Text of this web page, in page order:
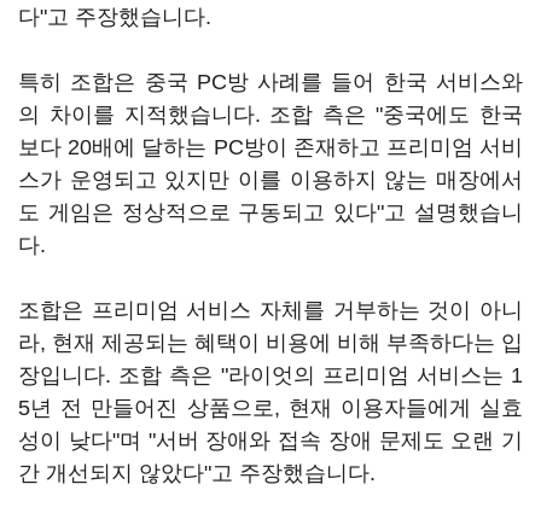
다"고 주장했습니다.
특히 조합은 중국 PC방 사례를 들어 한국 서비스와
의 차이를 지적했습니다. 조합 측은 "중국에도 한국
보다 20배에 달하는 PC방이 존재하고 프리미엄 서비
스가 운영되고 있지만 이를 이용하지 않는 매장에서
도 게임은 정상적으로 구동되고 있다"고 설명했습니
다.
조합은 프리미엄 서비스 자체를 거부하는 것이 아니
라, 현재 제공되는 혜택이 비용에 비해 부족하다는 입
장입니다. 조합 측은 "라이엇의 프리미엄 서비스는 1
5년 전 만들어진 상품으로, 현재 이용자들에게 실효
성이 낮다"며 "서버 장애와 접속 장애 문제도 오랜 기
간 개선되지 않았다"고 주장했습니다.